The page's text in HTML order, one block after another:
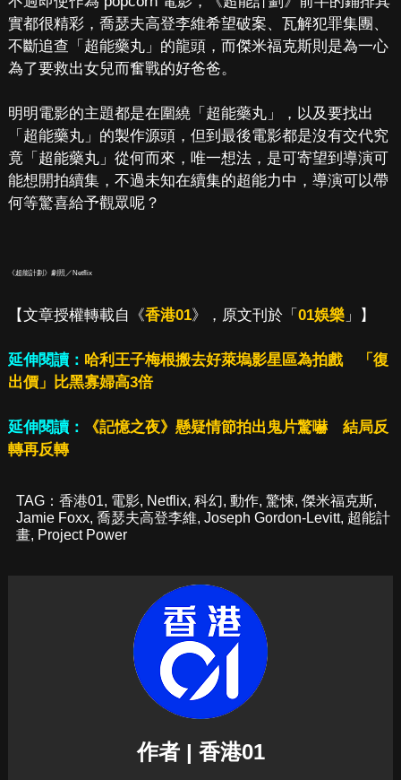
實都很精彩，喬瑟夫高登李維希望破案、瓦解犯罪集團、
不斷追查「超能藥丸」的龍頭，而傑米福克斯則是為一心
為了要救出女兒而奮戰的好爸爸。
明明電影的主題都是在圍繞「超能藥丸」，以及要找出
「超能藥丸」的製作源頭，但到最後電影都是沒有交代究
竟「超能藥丸」從何而來，唯一想法，是可寄望到導演可
能想開拍續集，不過未知在續集的超能力中，導演可以帶
何等驚喜給予觀眾呢？
《超能計劃》劇照／Netflix
【文章授權轉載自《香港01》，原文刊於「 01娛樂」】
延伸閱讀： 哈利王子梅根搬去好萊塢影星區為拍戲 「復
出價」比黑寡婦高3倍
延伸閱讀：
《記憶之夜》懸疑情節拍出鬼片驚嚇 結局反
轉再反轉
TAG： 香港01, 電影, Netflix, 科幻, 動作, 驚悚, 傑米福克斯,
Jamie Foxx, 喬瑟夫高登李維, Joseph Gordon-Levitt, 超能計
畫, Project Power
作者 | 香港01